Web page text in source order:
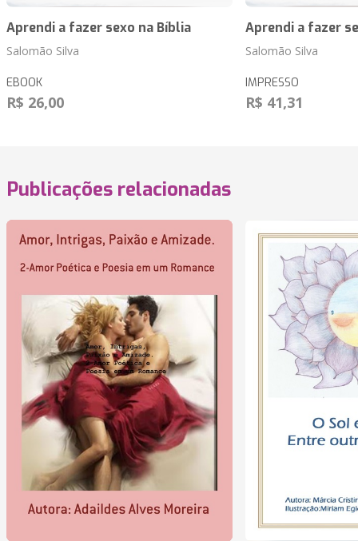
Aprendi a fazer sexo na Bíblia
Salomão Silva
EBOOK
R$ 26,00
Aprendi a fazer
Salomão Silva
IMPRESSO
R$ 41,31
Publicações relacionadas